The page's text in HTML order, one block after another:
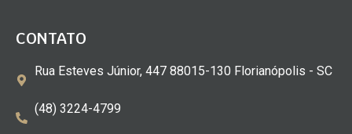
CONTATO
Rua Esteves Júnior, 447 88015-130 Florianópolis - SC
(48) 3224-4799